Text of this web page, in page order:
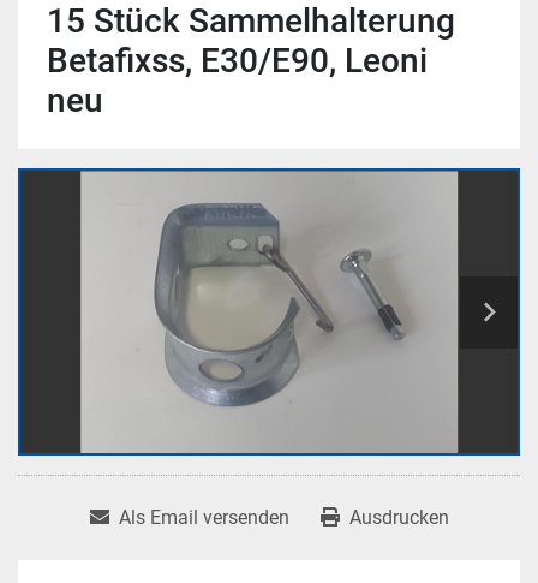
15 Stück Sammelhalterung
Betafixss, E30/E90, Leoni
neu
Als Email versenden Ausdrucken